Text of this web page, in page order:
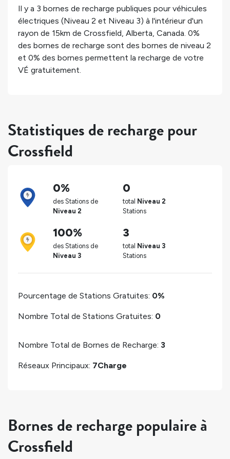
Il y a 3 bornes de recharge publiques pour véhicules
électriques (Niveau 2 et Niveau 3) à l'intérieur d'un
rayon de 15km de Crossfield, Alberta, Canada. 0%
des bornes de recharge sont des bornes de niveau 2
et 0% des bornes permettent la recharge de votre
VÉ gratuitement.
Statistiques de recharge pour
Crossfield
0%
des Stations de
Niveau 2
0
total Niveau 2
Stations
100%
des Stations de
Niveau 3
3
total Niveau 3
Stations
Pourcentage de Stations Gratuites: 0%
Nombre Total de Stations Gratuites: 0
Nombre Total de Bornes de Recharge: 3
Réseaux Principaux: 7Charge
Bornes de recharge populaire à
Crossfield